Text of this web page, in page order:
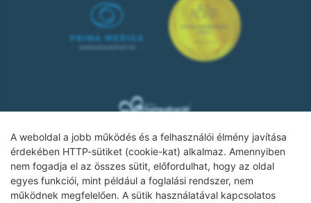
A weboldal a jobb működés és a felhasználói élmény javítása
érdekében HTTP-sütiket (cookie-kat) alkalmaz. Amennyiben
nem fogadja el az összes sütit, előfordulhat, hogy az oldal
egyes funkciói, mint például a foglalási rendszer, nem
működnek megfelelően. A sütik használatával kapcsolatos
Adatkezelési tájékoztató